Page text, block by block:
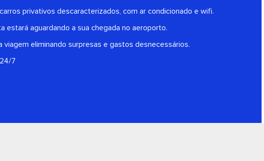
privativos descaracterizados, com ar condicionado e wifi.
estará aguardando a sua chegada no aeroporto.
viagem eliminando surpresas e gastos desnecessários.
7